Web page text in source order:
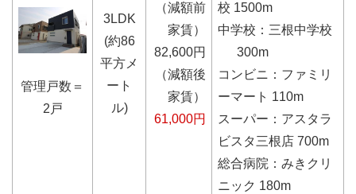
管理戸数＝
2戸
3LDK
(約86
平方メ
ート
ル)
（減額前
家賃）
82,600円
（減額後
家賃）
61,000円
校 1500m
中学校：三根中学校
300m
コンビニ：ファミリ
ーマート 110m
スーパー：アスタラ
ビスタ三根店 700m
総合病院：みきクリ
ニック 180m